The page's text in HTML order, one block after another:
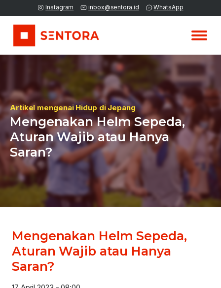
Instagram inbox@sentora.id WhatsApp
Artikel mengenai Hidup di Jepang
Mengenakan Helm Sepeda,
Aturan Wajib atau Hanya
Saran?
Mengenakan Helm Sepeda,
Aturan Wajib atau Hanya
Saran?